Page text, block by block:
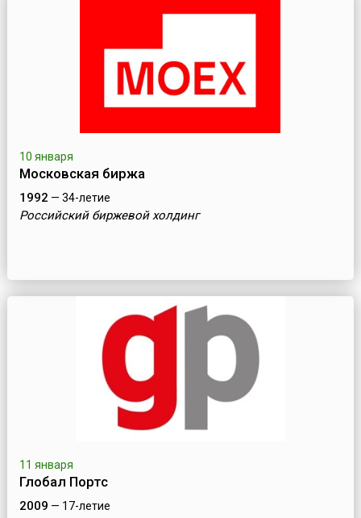
10 января
Московская биржа
1992 — 34-летие
Российский биржевой холдинг
11 января
Глобал Портс
2009 — 17-летие